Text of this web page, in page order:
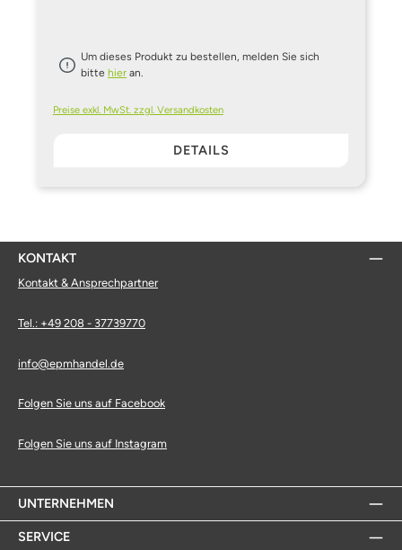
Um dieses Produkt zu bestellen, melden Sie sich
bitte hier an.
Preise exkl. MwSt. zzgl. Versandkosten
DETAILS
KONTAKT
Kontakt & Ansprechpartner
Tel.: +49 208 - 37739770
info@epmhandel.de
Folgen Sie uns auf Facebook
Folgen Sie uns auf Instagram
UNTERNEHMEN
SERVICE